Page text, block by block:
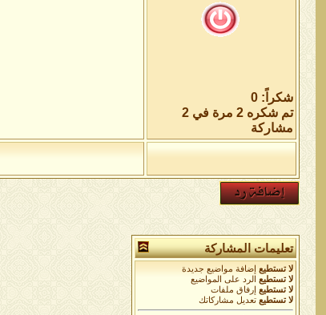
شكراً: 0
تم شكره 2 مرة في 2
مشاركة
تعليمات المشاركة
لا تستطيع
إضافة مواضيع جديدة
لا تستطيع
الرد على المواضيع
لا تستطيع
إرفاق ملفات
لا تستطيع تعديل مشاركاتك